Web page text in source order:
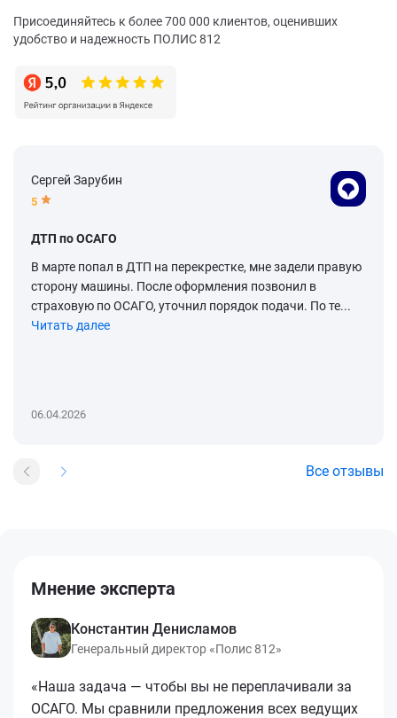
Присоединяйтесь к более 700 000 клиентов, оценивших
удобство и надежность ПОЛИС 812
Сергей Зарубин
5
ДТП по ОСАГО
В марте попал в ДТП на перекрестке, мне задели правую
сторону машины. После оформления позвонил в
страховую по ОСАГО, уточнил порядок подачи. По те...
Читать далее
06.04.2026
Все отзывы
Мнение эксперта
Константин Денисламов
Генеральный директор «Полис 812»
«Наша задача — чтобы вы не переплачивали за
ОСАГО. Мы сравнили предложения всех ведущих